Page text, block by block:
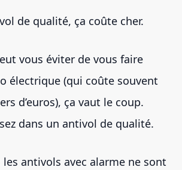
de qualité, ça coûte cher.
vous éviter de vous faire
électrique (qui coûte souvent
d’euros), ça vaut le coup.
dans un antivol de qualité.
antivols avec alarme ne sont